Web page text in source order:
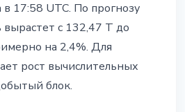
17:58 UTC. По прогнозу
вырастет с 132,47 T до
на 2,4%. Для
рост вычислительных
блок.